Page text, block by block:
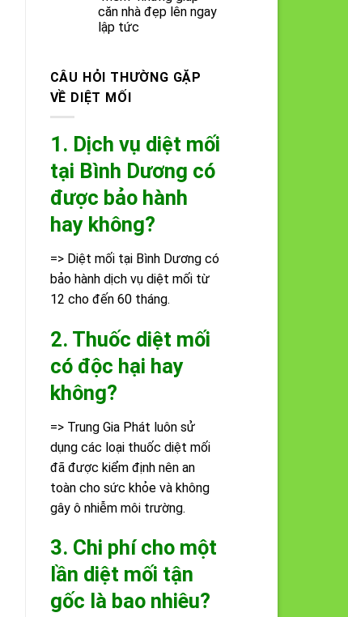
căn nhà đẹp lên ngay
lập tức
CÂU HỎI THƯỜNG GẶP
VỀ DIỆT MỐI
1. Dịch vụ diệt mối
tại Bình Dương có
được bảo hành
hay không?
=> Diệt mối tại Bình Dương có
bảo hành dịch vụ diệt mối từ
12 cho đến 60 tháng.
2. Thuốc diệt mối
có độc hại hay
không?
=> Trung Gia Phát luôn sử
dụng các loại thuốc diệt mối
đã được kiểm định nên an
toàn cho sức khỏe và không
gây ô nhiễm môi trường.
3. Chi phí cho một
lần diệt mối tận
gốc là bao nhiêu?